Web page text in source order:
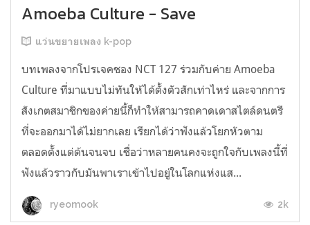
Amoeba Culture - Save
แว่นขยายเพลง k-pop
บทเพลงจากโปรเจคชอง NCT 127 ร่วมกับค่าย Amoeba
Culture ที่มาแบบไม่ทันให้ได้ตั้งตัวสักเท่าไหร่ และจากการ
สังเกตสมาชิกของค่ายนี้ก็ทำให้สามารถคาดเดาสไตล์ดนตรี
ที่จะออกมาได้ไม่ยากเลย เรียกได้ว่าฟังแล้วโยกหัวตาม
ตลอดตั้งแต่ต้นจนจบ เชื่อว่าหลายคนคงจะถูกใจกับเพลงนี้ที่
ฟังแล้วราวกับมันพาเราเข้าไปอยู่ในโลกแห่งแส...
ryeomook 2k